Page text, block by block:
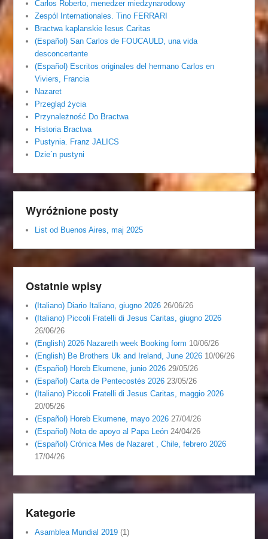
Carlos Roberto, menedzer miedzynarodowy
Zespól Internationales. Tino FERRARI
Bractwa kaplanskie Iesus Caritas
(Español) San Carlos de FOUCAULD, una vida
desconcertante
(Español) Escritos originales del hermano Carlos en
Viviers, Francia
Nazaret
Przegląd życia
Przynależność Do Bractwa
Historia Bractwa
Pustynia. Franz JALICS
Dzie´n pustyni
Wyróżnione posty
List od Buenos Aires, maj 2025
Ostatnie wpisy
(Italiano) Diario Italiano, giugno 2026 26/06/26
(Italiano) Piccoli Fratelli di Jesus Caritas, giugno 2026
26/06/26
(English) 2026 Nazareth week Booking form 10/06/26
(English) Be Brothers Uk and Ireland, June 2026 10/06/26
(Español) Horeb Ekumene, junio 2026 29/05/26
(Español) Carta de Pentecostés 2026 23/05/26
(Italiano) Piccoli Fratelli di Jesus Caritas, maggio 2026
20/05/26
(Español) Horeb Ekumene, mayo 2026 27/04/26
(Español) Nota de apoyo al Papa León 24/04/26
(Español) Crónica Mes de Nazaret , Chile, febrero 2026
17/04/26
Kategorie
Asamblea Mundial 2019 (1)